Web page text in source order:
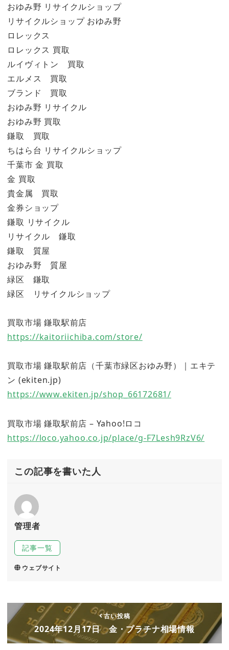
おゆみ野 リサイクルショップ
リサイクルショップ おゆみ野
ロレックス
ロレックス 買取
ルイヴィトン 買取
エルメス 買取
ブランド 買取
おゆみ野 リサイクル
おゆみ野 買取
鎌取 買取
ちはら台 リサイクルショップ
千葉市 金 買取
金 買取
貴金属 買取
金券ショップ
鎌取 リサイクル
リサイクル 鎌取
鎌取 質屋
おゆみ野 質屋
緑区 鎌取
緑区 リサイクルショップ
買取市場 鎌取駅前店
https://kaitoriichiba.com/store/
買取市場 鎌取駅前店（千葉市緑区おゆみ野）｜エキテ
ン (ekiten.jp)
https://www.ekiten.jp/shop_66172681/
買取市場 鎌取駅前店 – Yahoo!ロコ
https://loco.yahoo.co.jp/place/g-F7Lesh9RzV6/
この記事を書いた人
管理者
記事一覧
ウェブサイト
古い投稿
2024年12月17日 金・プラチナ相場情報